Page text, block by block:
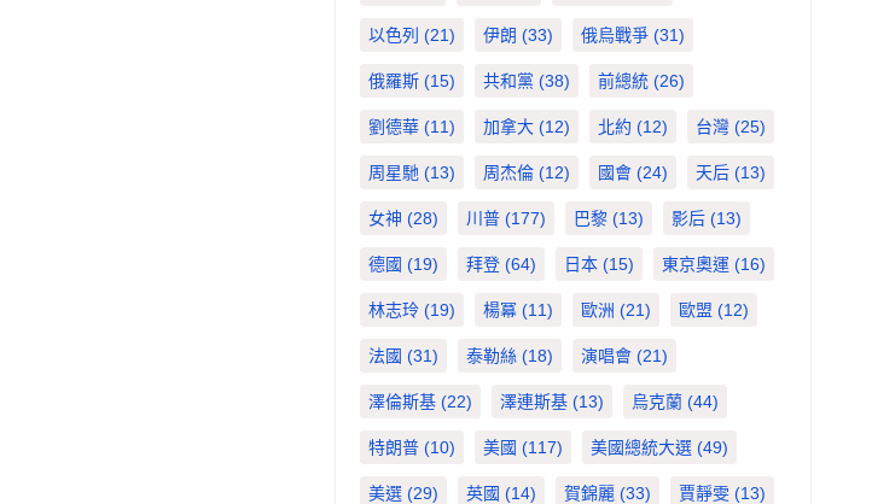
以色列 (21) 伊朗 (33) 俄烏戰爭 (31)
俄羅斯 (15) 共和黨 (38) 前總統 (26)
劉德華 (11) 加拿大 (12) 北約 (12) 台灣 (25)
周星馳 (13) 周杰倫 (12) 國會 (24) 天后 (13)
女神 (28) 川普 (177) 巴黎 (13) 影后 (13)
德國 (19) 拜登 (64) 日本 (15) 東京奧運 (16)
林志玲 (19) 楊冪 (11) 歐洲 (21) 歐盟 (12)
法國 (31) 泰勒絲 (18) 演唱會 (21)
澤倫斯基 (22) 澤連斯基 (13) 烏克蘭 (44)
特朗普 (10) 美國 (117) 美國總統大選 (49)
美選 (29) 英國 (14) 賀錦麗 (33) 賈靜雯 (13)